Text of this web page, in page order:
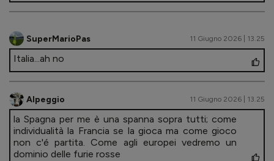
SuperMarioPas 11 Giugno 2026 | 13.25
Italia...ah no
Alpeggio 11 Giugno 2026 | 13.25
la Spagna per me è una spanna sopra tutti; come
individualità la Francia se la gioca ma come gioco
non c'é partita. Come agli europei vedremo un
dominio delle furie rosse